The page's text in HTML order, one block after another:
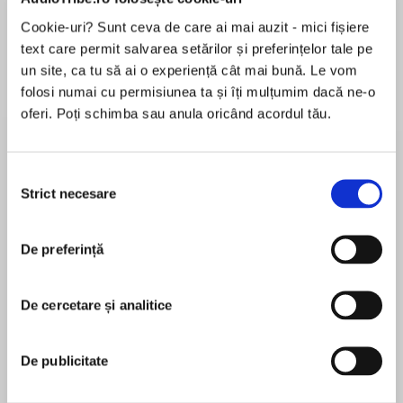
Cookie-uri? Sunt ceva de care ai mai auzit - mici fișiere
text care permit salvarea setărilor și preferințelor tale pe
un site, ca tu să ai o experiență cât mai bună. Le vom
folosi numai cu permisiunea ta și îți mulțumim dacă ne-o
oferi. Poți schimba sau anula oricând acordul tău.
consimțământului
Strict necesare
De preferință
De cercetare și analitice
De publicitate
de...
Dani Francis
la...
Lauren Weisberger
Desprecarte
In this ninth book in the My Weirder School
School fund-raiser, and guess who's in charge?
Alexia's mom, Ms. Sue! She has the teachers
selling everything from summer sausages and
cheesy popcorn to dead goldfish in plastic bags
But what happens when Ms. Sue crosses the
MAI MULT
Dan Gutman is the New York Times bestselling